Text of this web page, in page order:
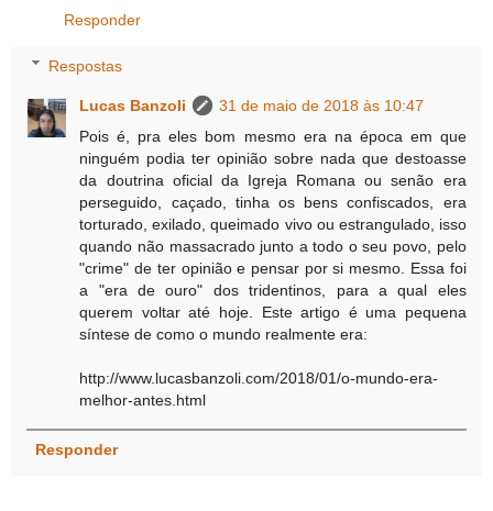
Responder
Respostas
Lucas Banzoli
31 de maio de 2018 às 10:47
Pois é, pra eles bom mesmo era na época em que
ninguém podia ter opinião sobre nada que destoasse
da doutrina oficial da Igreja Romana ou senão era
perseguido, caçado, tinha os bens confiscados, era
torturado, exilado, queimado vivo ou estrangulado, isso
quando não massacrado junto a todo o seu povo, pelo
"crime" de ter opinião e pensar por si mesmo. Essa foi
a "era de ouro" dos tridentinos, para a qual eles
querem voltar até hoje. Este artigo é uma pequena
síntese de como o mundo realmente era:
http://www.lucasbanzoli.com/2018/01/o-mundo-era-
melhor-antes.html
Responder